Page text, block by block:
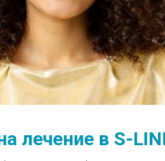
ХИРУРГИЯ
ДЕТИ
ПАРОДОНТОЛОГИЯ
лечение в S-